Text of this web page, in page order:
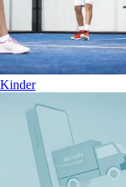
Kinder